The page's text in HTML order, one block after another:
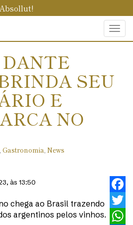
SEU
E
NO
, Gastronomia, News
às 13:50
chega ao Brasil trazendo
argentinos pelos vinhos.